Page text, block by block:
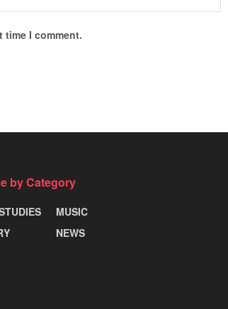
time I comment.
by Category
MUSIC
NEWS